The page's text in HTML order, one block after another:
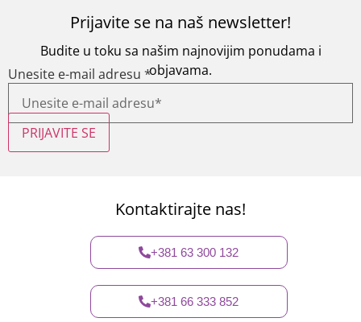
Prijavite se na naš newsletter!
Budite u toku sa našim najnovijim ponudama i
objavama.
Unesite e-mail adresu *
PRIJAVITE SE
Kontaktirajte nas!
+381 63 300 132
+381 66 333 852